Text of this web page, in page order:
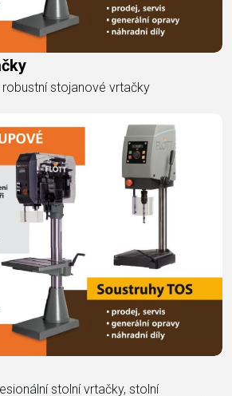
stojanové vrtačky
stolní vrtačky, stolní